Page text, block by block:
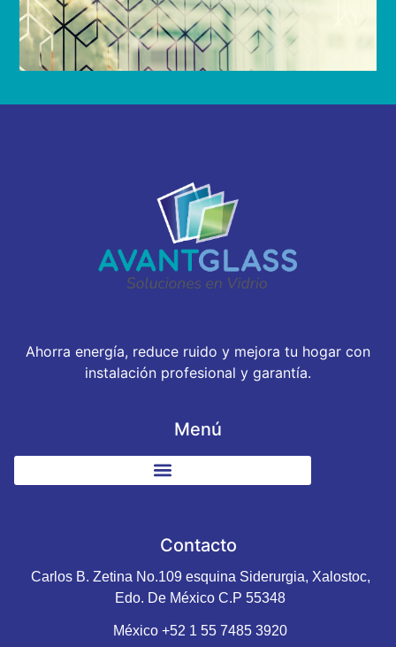
Ahorra energía, reduce ruido y mejora tu hogar con
instalación profesional y garantía.
Menú
Contacto
Carlos B. Zetina No.109 esquina Siderurgia, Xalostoc,
Edo. De México C.P 55348
México +52 1 55 7485 3920